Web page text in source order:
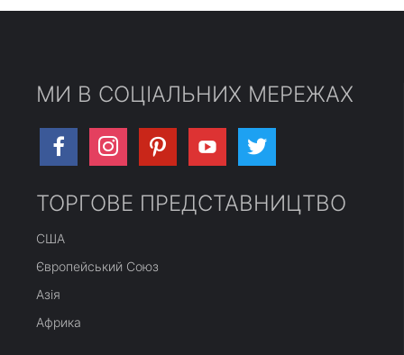
МИ В СОЦІАЛЬНИХ МЕРЕЖАХ
facebook instagram pinterest youtube twitter
ТОРГОВЕ ПРЕДСТАВНИЦТВО
США
Європейський Союз
Азія
Африка